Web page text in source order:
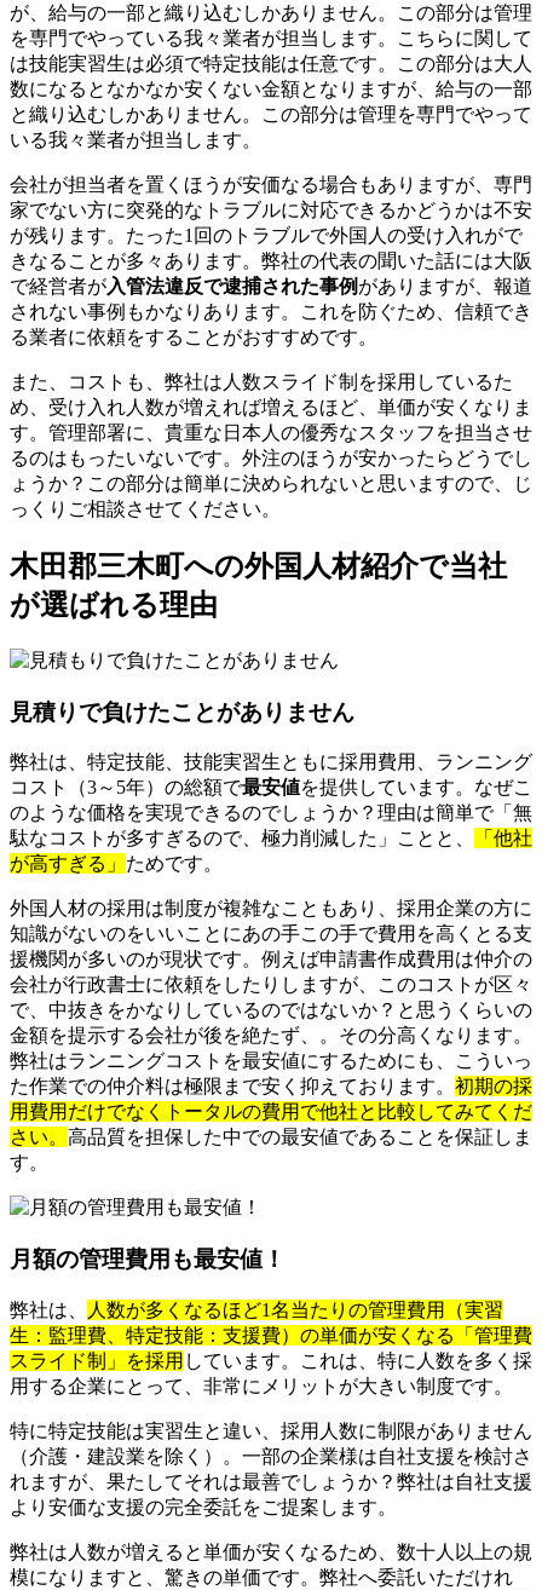
が、給与の一部と織り込むしかありません。この部分は管理
を専門でやっている我々業者が担当します。こちらに関して
は技能実習生は必須で特定技能は任意です。この部分は大人
数になるとなかなか安くない金額となりますが、給与の一部
と織り込むしかありません。この部分は管理を専門でやって
いる我々業者が担当します。
会社が担当者を置くほうが安価なる場合もありますが、専門
家でない方に突発的なトラブルに対応できるかどうかは不安
が残ります。たった1回のトラブルで外国人の受け入れがで
きなることが多々あります。弊社の代表の聞いた話には大阪
で経営者が入管法違反で逮捕された事例 がありますが、報道
されない事例もかなりあります。これを防ぐため、信頼でき
る業者に依頼をすることがおすすめです。
また、コストも、弊社は人数スライド制を採用しているた
め、受け入れ人数が増えれば増えるほど、単価が安くなりま
す。管理部署に、貴重な日本人の優秀なスタッフを担当させ
るのはもったいないです。外注のほうが安かったらどうでし
ょうか？この部分は簡単に決められないと思いますので、じ
っくりご相談させてください。
木田郡三木町への外国人材紹介で当社
が選ばれる理由
見積りで負けたことがありません
弊社は、特定技能、技能実習生ともに採用費用、ランニング
コスト（3～5年）の総額で最安値を提供しています。なぜこ
のような価格を実現できるのでしょうか？理由は簡単で「無
駄なコストが多すぎるので、極力削減した」ことと、
「他社
が高すぎる」 ためです。
外国人材の採用は制度が複雑なこともあり、採用企業の方に
知識がないのをいいことにあの手この手で費用を高くとる支
援機関が多いのが現状です。例えば申請書作成費用は仲介の
会社が行政書士に依頼をしたりしますが、このコストが区々
で、中抜きをかなりしているのではないか？と思うくらいの
金額を提示する会社が後を絶たず、。その分高くなります。
弊社はランニングコストを最安値にするためにも、こういっ
た作業での仲介料は極限まで安く抑えております。 初期の採
用費用だけでなくトータルの費用で他社と比較してみてくだ
さい。 高品質を担保した中での最安値であることを保証しま
す。
月額の管理費用も最安値！
弊社は、
人数が多くなるほど1名当たりの管理費用（実習
生：監理費、特定技能：支援費）の単価が安くなる「管理費
スライド制」を採用 しています。これは、特に人数を多く採
用する企業にとって、非常にメリットが大きい制度です。
特に特定技能は実習生と違い、採用人数に制限がありません
（介護・建設業を除く）。一部の企業様は自社支援を検討さ
れますが、果たしてそれは最善でしょうか？弊社は自社支援
より安価な支援の完全委託をご提案します。
弊社は人数が増えると単価が安くなるため、数十人以上の規
模になりますと、驚きの単価です。弊社へ委託いただけれ